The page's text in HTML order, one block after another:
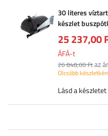
30 literes
készlet
25 237,00
ÁFÁ-t
26 848,00 Ftaz
Olcsóbb
Lásd a készletet